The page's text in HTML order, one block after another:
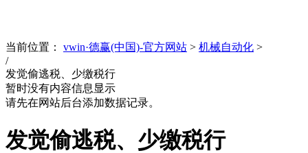
当前位置： vwin·德赢(中国)-官方网站 > 机械自动化 >
/
发觉偷逃税、少缴税行
暂时没有内容信息显示
请先在网站后台添加数据记录。
发觉偷逃税、少缴税行